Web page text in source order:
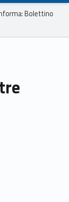
Bolettino